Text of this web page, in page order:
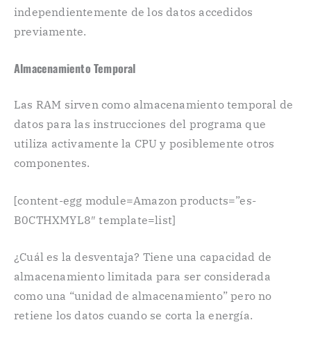
independientemente de los datos accedidos
previamente.
Almacenamiento Temporal
Las RAM sirven como almacenamiento temporal de
datos para las instrucciones del programa que
utiliza activamente la CPU y posiblemente otros
componentes.
[content-egg module=Amazon products=”es-
B0CTHXMYL8″ template=list]
¿Cuál es la desventaja? Tiene una capacidad de
almacenamiento limitada para ser considerada
como una “unidad de almacenamiento” pero no
retiene los datos cuando se corta la energía.